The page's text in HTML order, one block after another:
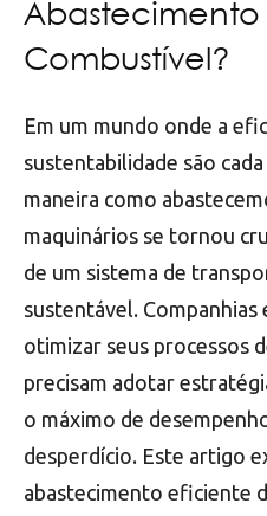
Abastecimento
Combustível?
Em um mundo onde a
sustentabilidade são
maneira como
maquinários se tornou
de um sistema de
sustentável. Companhias
otimizar seus processos
precisam adotar
o máximo de
desperdício. Este artigo
abastecimento eficiente